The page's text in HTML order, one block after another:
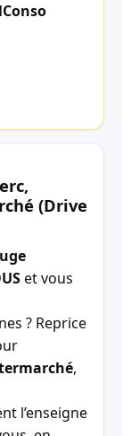
(Drive
et vous
? Reprice
,
l’enseigne